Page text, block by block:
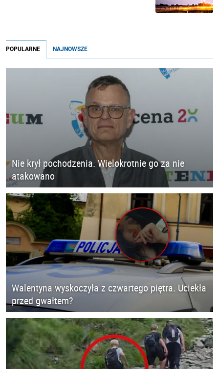
POPULARNE NAJNOWSZE
Nie krył pochodzenia. Wielokrotnie go za nie
atakowano
Walentyna wyskoczyła z czwartego piętra. Uciekła
przed gwałtem?